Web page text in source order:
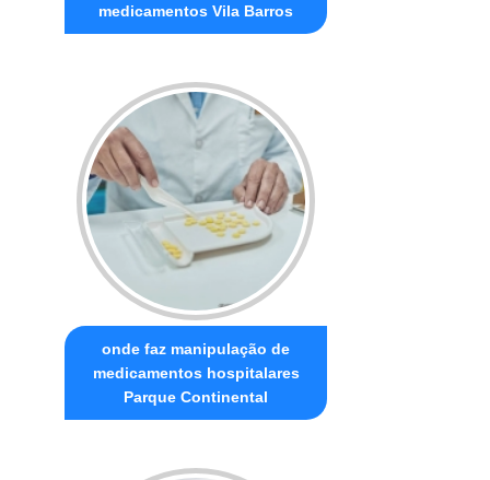
medicamentos Vila Barros
onde faz manipulação de
medicamentos hospitalares
Parque Continental